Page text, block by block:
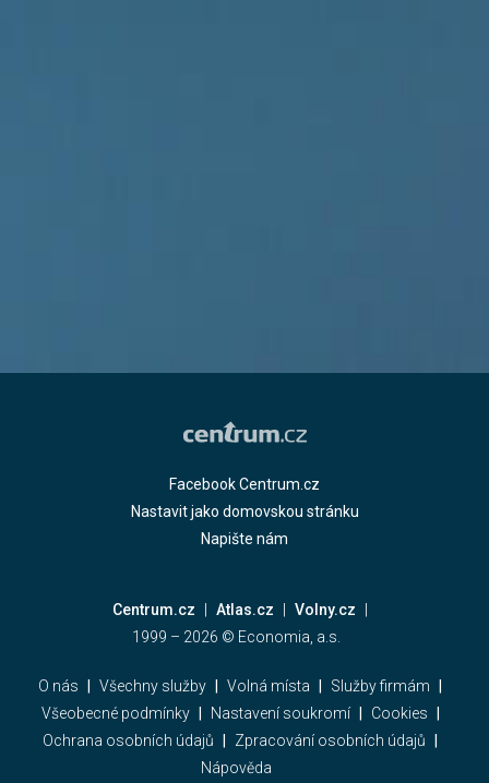
Facebook Centrum.cz
Nastavit jako domovskou stránku
Napište nám
Centrum.cz Atlas.cz
Volny.cz
1999 – 2026 © Economia, a.s.
O nás Všechny služby Volná místa
Služby firmám
Všeobecné podmínky
Nastavení soukromí
Cookies
Ochrana osobních údajů
Zpracování osobních údajů
Nápověda